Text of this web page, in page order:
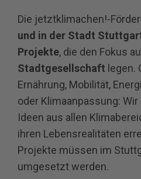
Die jetztklimachen!-
und in der Stadt
Projekte, die den Fokus
Stadtgesellschaft legen.
Ernährung, Mobilität,
oder Klimaanpassung:
Ideen aus allen
ihren Lebensrealitäten
Projekte müssen im
umgesetzt werden.